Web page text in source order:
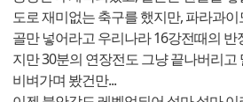
도로 재미없는 축구를 했지만, 파라과
골만 넣어라고 우리나라 16강전때의
지만 30분의 연장전도 그냥 끝나버리고
비벼가며 봤건만...